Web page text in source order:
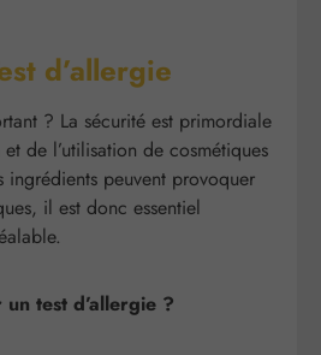
d’allergie
? La sécurité est primordiale
de l’utilisation de cosmétiques
ingrédients peuvent provoquer
il est donc essentiel
test d’allergie ?